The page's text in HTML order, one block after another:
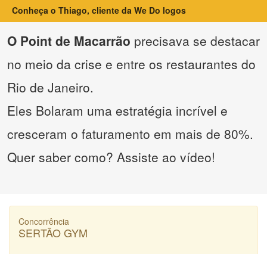
Conheça o Thiago, cliente da We Do logos
O Point de Macarrão precisava se destacar
no meio da crise e entre os restaurantes do
Rio de Janeiro.
Eles Bolaram uma estratégia incrível e
cresceram o faturamento em mais de 80%.
Quer saber como? Assiste ao vídeo!
Concorrência
SERTÃO GYM